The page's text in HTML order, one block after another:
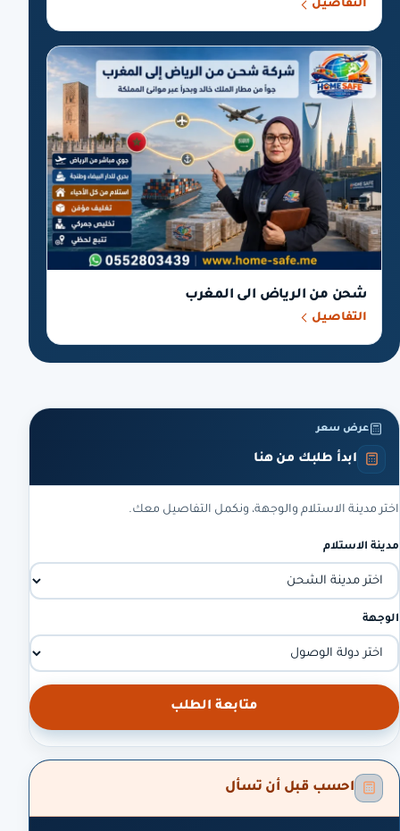
التفاصيل
شحن من الرياض الى المغرب
التفاصيل
عرض سعر
ابدأ طلبك من هنا
اختر مدينة الاستلام والوجهة، ونكمل التفاصيل معك.
مدينة الاستلام
الوجهة
متابعة الطلب
احسب قبل أن تسأل